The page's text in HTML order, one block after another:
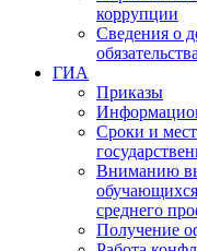
коррупции
Сведения о
ГИА
Приказы
Сроки и
Вниманию
среднего
Получение